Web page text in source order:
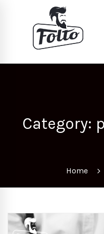
Category:
Home